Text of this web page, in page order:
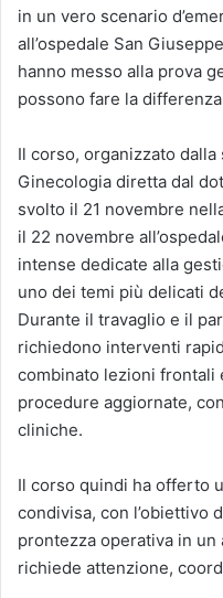
in un vero scenario
all’ospedale San
hanno messo alla prova
possono fare la
Il corso, organizzato
Ginecologia diretta dal
svolto il 21 novembre
il 22 novembre
intense dedicate alla
uno dei temi più delicati
Durante il travaglio e il
richiedono interventi
combinato lezioni frontali
procedure aggiornate,
cliniche.
Il corso quindi ha offerto
condivisa, con l’obiettivo
prontezza operativa in
richiede attenzione,